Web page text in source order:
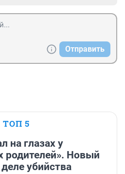
Отправить
ТОП 5
на глазах у
родителей». Новый
убийства